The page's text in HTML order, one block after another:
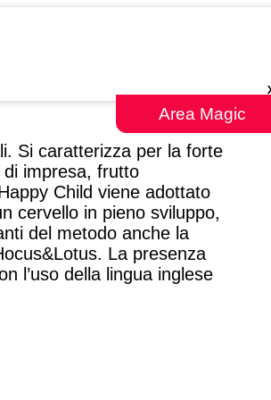
Area Magic
Si caratterizza per la forte
impresa, frutto
Child viene adottato
cervello in pieno sviluppo,
del metodo anche la
La presenza
l’uso della lingua inglese